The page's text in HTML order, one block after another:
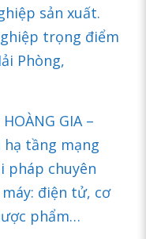
sản xuất.
trọng điểm
Phòng,
GIA –
tầng mạng
pháp chuyên
điện tử, cơ
phẩm…